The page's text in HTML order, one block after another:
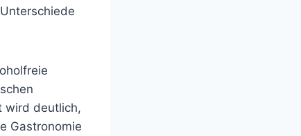
wird deutlich,
Gastronomie